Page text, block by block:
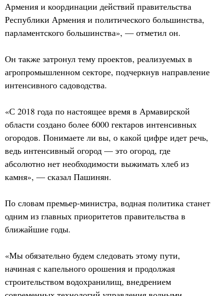
Армения и координации действий правительства
Республики Армения и политического большинства,
парламентского большинства», — отметил он.
Он также затронул тему проектов, реализуемых в
агропромышленном секторе, подчеркнув направление
интенсивного садоводства.
«С 2018 года по настоящее время в Армавирской
области создано более 6000 гектаров интенсивных
огородов. Понимаете ли вы, о какой цифре идет речь,
ведь интенсивный огород — это огород, где
абсолютно нет необходимости выжимать хлеб из
камня», — сказал Пашинян.
По словам премьер-министра, водная политика станет
одним из главных приоритетов правительства в
ближайшие годы.
«Мы обязательно будем следовать этому пути,
начиная с капельного орошения и продолжая
строительством водохранилищ, внедрением